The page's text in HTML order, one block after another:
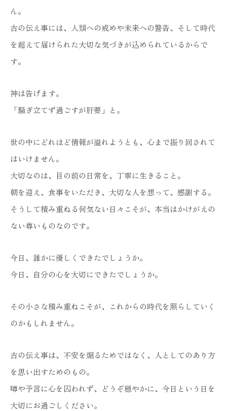
ん。
古の伝え事には、人類への戒めや未来への警告、そして時代
を超えて届けられた大切な気づきが込められているからで
す。
神は告げます。
「騒ぎ立てず過ごすが肝要」と。
世の中にどれほど情報が溢れようとも、心まで振り回されて
はいけません。
大切なのは、目の前の日常を、丁寧に生きること。
朝を迎え、食事をいただき、大切な人を想って、感謝する。
そうして積み重ねる何気ない日々こそが、本当はかけがえの
ない尊いものなのです。
今日、誰かに優しくできたでしょうか。
今日、自分の心を大切にできたでしょうか。
その小さな積み重ねこそが、これからの時代を照らしていく
のかもしれません。
古の伝え事は、不安を煽るためではなく、人としてのあり方
を思い出すためのもの。
噂や予言に心を囚われず、どうぞ穏やかに、今日という日を
大切にお過ごしください。